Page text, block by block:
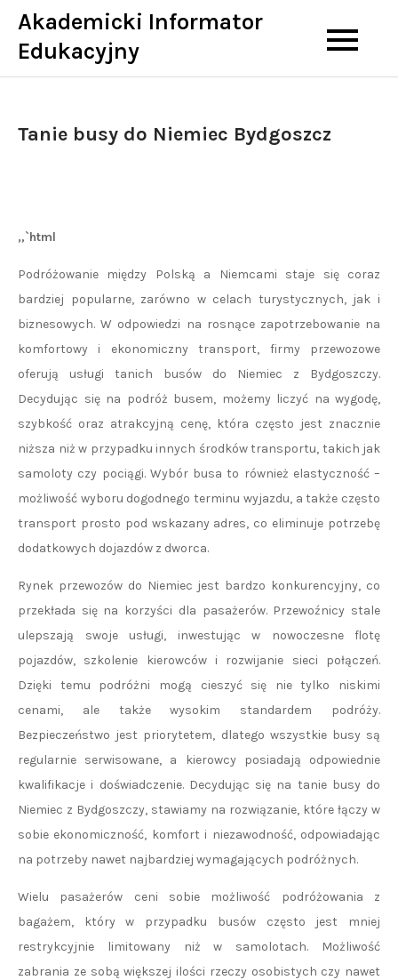
Skip
content
Akademicki Informator
Edukacyjny
Tanie busy do Niemiec Bydgoszcz
„`html
Podróżowanie między Polską a Niemcami staje się coraz
bardziej popularne, zarówno w celach turystycznych, jak i
biznesowych. W odpowiedzi na rosnące zapotrzebowanie na
komfortowy i ekonomiczny transport, firmy przewozowe
oferują usługi tanich busów do Niemiec z Bydgoszczy.
Decydując się na podróż busem, możemy liczyć na wygodę,
szybkość oraz atrakcyjną cenę, która często jest znacznie
niższa niż w przypadku innych środków transportu, takich jak
samoloty czy pociągi. Wybór busa to również elastyczność –
możliwość wyboru dogodnego terminu wyjazdu, a także często
transport prosto pod wskazany adres, co eliminuje potrzebę
dodatkowych dojazdów z dworca.
Rynek przewozów do Niemiec jest bardzo konkurencyjny, co
przekłada się na korzyści dla pasażerów. Przewoźnicy stale
ulepszają swoje usługi, inwestując w nowoczesne flotę
pojazdów, szkolenie kierowców i rozwijanie sieci połączeń.
Dzięki temu podróżni mogą cieszyć się nie tylko niskimi
cenami, ale także wysokim standardem podróży.
Bezpieczeństwo jest priorytetem, dlatego wszystkie busy są
regularnie serwisowane, a kierowcy posiadają odpowiednie
kwalifikacje i doświadczenie. Decydując się na tanie busy do
Niemiec z Bydgoszczy, stawiamy na rozwiązanie, które łączy w
sobie ekonomiczność, komfort i niezawodność, odpowiadając
na potrzeby nawet najbardziej wymagających podróżnych.
Wielu pasażerów ceni sobie możliwość podróżowania z
bagażem, który w przypadku busów często jest mniej
restrykcyjnie limitowany niż w samolotach. Możliwość
zabrania ze sobą większej ilości rzeczy osobistych czy nawet